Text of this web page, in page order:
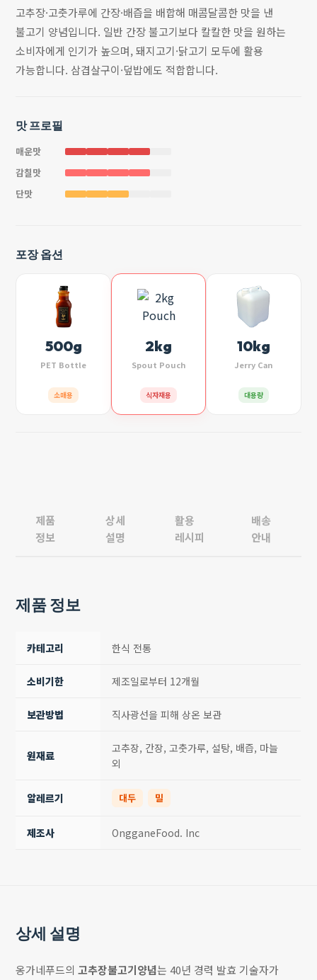
고추장·고춧가루에 간장·배즙을 배합해 매콤달콤한 맛을 낸
불고기 양념입니다. 일반 간장 불고기보다 칼칼한 맛을 원하는
소비자에게 인기가 높으며, 돼지고기·닭고기 모두에 활용
가능합니다. 삼겹살구이·덮밥에도 적합합니다.
맛 프로필
매운맛
감칠맛
단맛
포장 옵션
500g
PET Bottle
소매용
2kg
Spout Pouch
식자재용
10kg
Jerry Can
대용량
제품
정보
상세
설명
활용
레시피
배송
안내
제품 정보
카테고리 한식 전통
소비기한 제조일로부터 12개월
보관방법 직사광선을 피해 상온 보관
원재료
고추장, 간장, 고춧가루, 설탕, 배즙, 마늘
외
알레르기 대두 밀
제조사 OngganeFood. Inc
상세 설명
옹가네푸드의고추장불고기양념는 40년 경력 발효 기술자가